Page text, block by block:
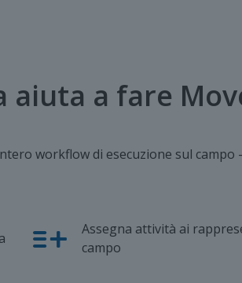
aiuta a fare
workflow di esecuzione sul
Assegna attività ai
campo